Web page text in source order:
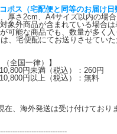
ポス（宅配便と同等のお届け日
厚さ2cm、A4サイズ以内の場
象外商品が含まれている場合は
可能な商品でも、数量が多く
、宅便配にてお送りさせてい
全国一律）】
円未満（税込）：260円
円以上（税込）：無料
、海外発送は受け付けておりま